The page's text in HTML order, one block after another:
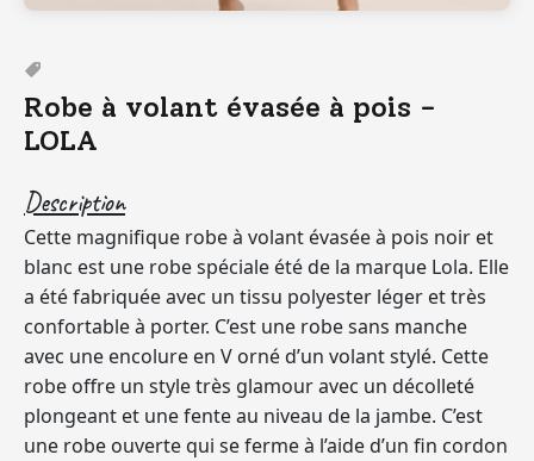
Robe à volant évasée à pois -
LOLA
Description
Cette magnifique robe à volant évasée à pois noir et
blanc est une robe spéciale été de la marque Lola. Elle
a été fabriquée avec un tissu polyester léger et très
confortable à porter. C’est une robe sans manche
avec une encolure en V orné d’un volant stylé. Cette
robe offre un style très glamour avec un décolleté
plongeant et une fente au niveau de la jambe. C’est
une robe ouverte qui se ferme à l’aide d’un fin cordon